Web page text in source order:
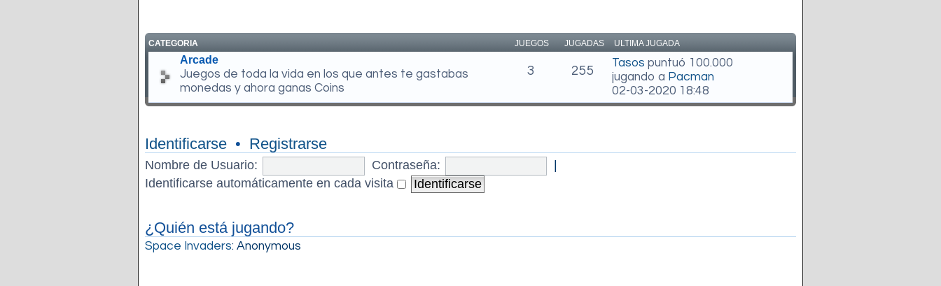
CATEGORIA JUEGOS JUGADAS ULTIMA JUGADA
Arcade
Juegos de toda la vida en los que antes te gastabas
monedas y ahora ganas Coins
3 255
Tasos puntuó 100.000
jugando a Pacman
02-03-2020 18:48
Identificarse • Registrarse
Nombre de Usuario: Contraseña:
|
Identificarse automáticamente en cada visita
¿Quién está jugando?
Space Invaders: Anonymous